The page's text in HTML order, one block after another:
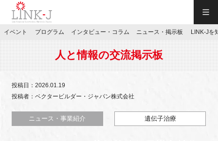
JP／EN
特別会員専用メニュー
イベント プログラム インタビュー・コラム ニュース・掲示板 LINK-Jを
人と情報の交流掲示板
投稿日：2026.01.19
投稿者：ベクタービルダー・ジャパン株式会社
ニュース・事業紹介 遺伝子治療